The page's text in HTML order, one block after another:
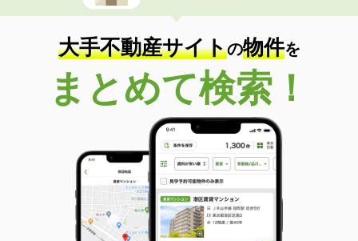
大手不動産サイトの物件を
まとめて検索！